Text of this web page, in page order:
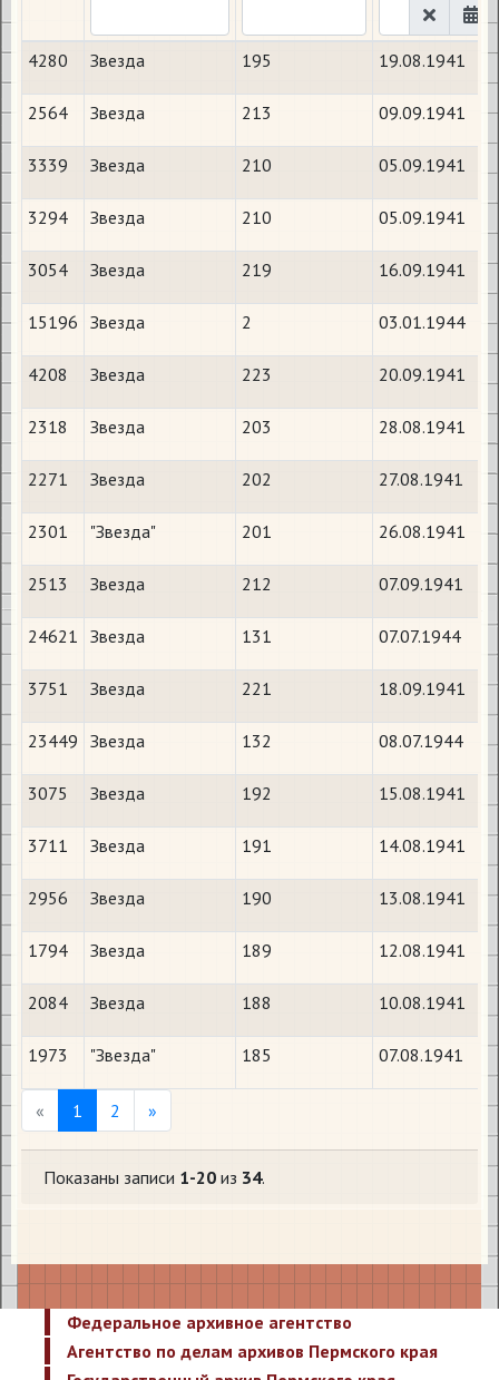
4280 Звезда 195 19.08.1941
2564 Звезда 213 09.09.1941
3339 Звезда 210 05.09.1941
3294 Звезда 210 05.09.1941
3054 Звезда 219 16.09.1941
15196 Звезда 2 03.01.1944
4208 Звезда 223 20.09.1941
2318 Звезда 203 28.08.1941
2271 Звезда 202 27.08.1941
2301 "Звезда" 201 26.08.1941
2513 Звезда 212 07.09.1941
24621 Звезда 131 07.07.1944
3751 Звезда 221 18.09.1941
23449 Звезда 132 08.07.1944
3075 Звезда 192 15.08.1941
3711 Звезда 191 14.08.1941
2956 Звезда 190 13.08.1941
1794 Звезда 189 12.08.1941
2084 Звезда 188 10.08.1941
1973 "Звезда" 185 07.08.1941
« Previous
1 2 »
Показаны записи 1-20 из 34.
Федеральное архивное агентство
Агентство по делам архивов Пермского края